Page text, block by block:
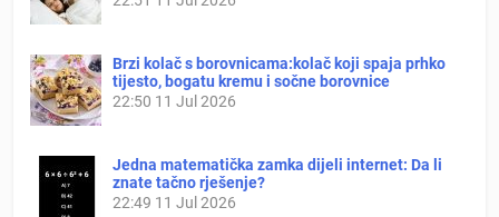
Brzi kolač s borovnicama:kolač koji spaja prhko
tijesto, bogatu kremu i sočne borovnice
22:50 11 Jul 2026
Jedna matematička zamka dijeli internet: Da li
znate tačno rješenje?
22:49 11 Jul 2026